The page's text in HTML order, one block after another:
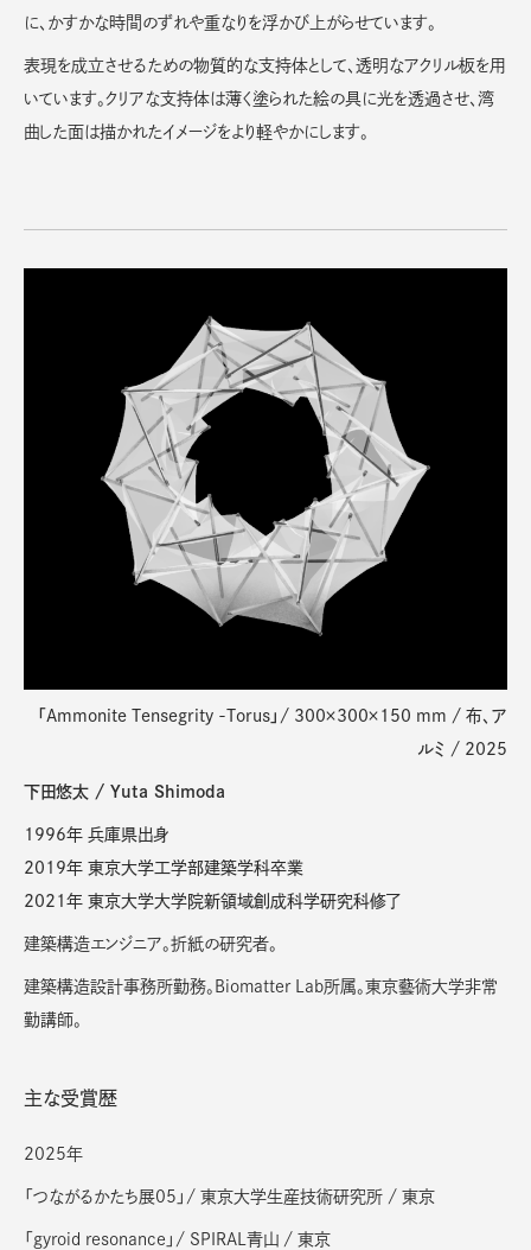
に、かすかな時間のずれや重なりを浮かび上がらせています。
表現を成立させるための物質的な支持体として、透明なアクリル板を用
いています。クリアな支持体は薄く塗られた絵の具に光を透過させ、湾
曲した面は描かれたイメージをより軽やかにします。
「Ammonite Tensegrity -Torus」/ 300×300×150 mm / 布、ア
ルミ / 2025
下⽥悠太 / Yuta Shimoda
1996年 兵庫県出⾝
2019年 東京⼤学⼯学部建築学科卒業
2021年 東京⼤学⼤学院新領域創成科学研究科修了
建築構造エンジニア。折紙の研究者。
建築構造設計事務所勤務。Biomatter Lab所属。東京藝術大学非常
勤講師。
主な受賞歴
2025年
「つながるかたち展05」/ 東京大学生産技術研究所 / 東京
「gyroid resonance」/ SPIRAL青山 / 東京